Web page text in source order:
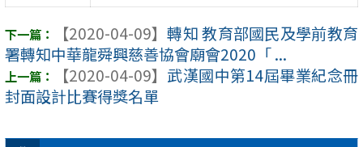
【2020-04-09】 轉知 教育部國民及學前教育
署轉知中華龍舜興慈善協會廟會2020「 ...
【2020-04-09】 武漢國中第14屆畢業紀念冊
封面設計比賽得獎名單